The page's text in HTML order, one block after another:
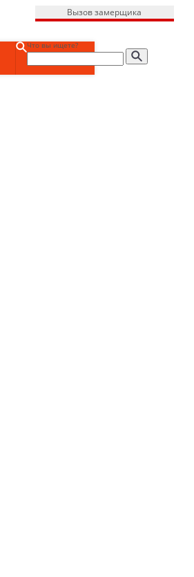
Вызов замерщика
Что вы ищете?